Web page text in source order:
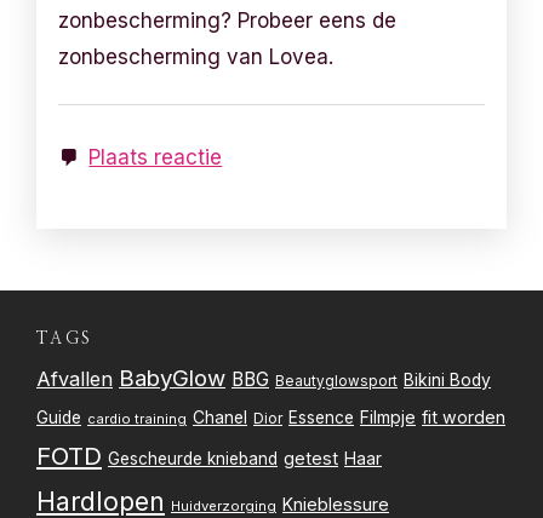
zonbescherming? Probeer eens de
zonbescherming van Lovea.
Plaats reactie
TAGS
Afvallen BabyGlow BBG Beautyglowsport Bikini Body
Guide cardio training Chanel Dior Essence Filmpje fit worden
FOTD Gescheurde knieband getest Haar
Hardlopen Huidverzorging Knieblessure